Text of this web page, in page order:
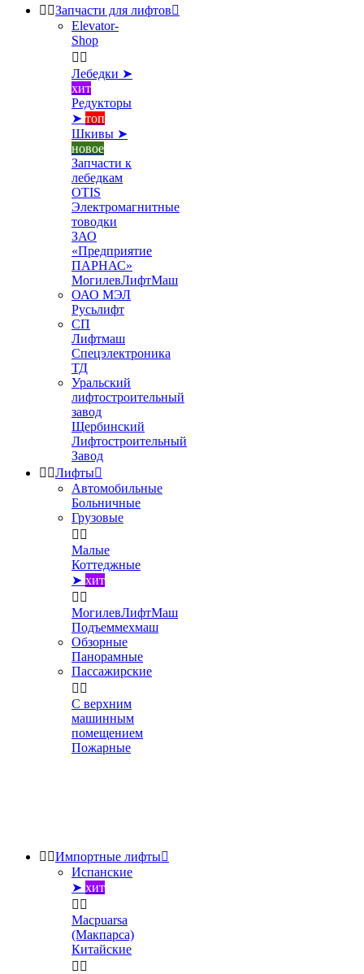
 Запчасти для лифтов
Elevator-
Shop
 
Лебедки ➤
хит
Редукторы
➤ топ
Шкивы ➤
новое
Запчасти к
лебедкам
OTIS
Электромагнитные
товодки
ЗАО
«Предприятие
ПАРНАС»
МогилевЛифтМаш
ОАО МЭЛ
Русьлифт
СП
Лифтмаш
Спецэлектроника
ТД
Уральский
лифтостроительный
завод
Щербинский
Лифтостроительный
Завод
 Лифты
Автомобильные
Больничные
Грузовые
 
Малые
Коттеджные
➤ хит
 
МогилевЛифтМаш
Подъеммехмаш
Обзорные
Панорамные
Пассажирские
 
С верхним
машинным
помещением
Пожарные
 Импортные лифты
Испанские
➤ хит
 
Macpuarsa
(Макпарса)
Китайские
 